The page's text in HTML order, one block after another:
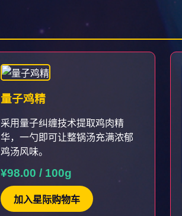
量子鸡精
采用量子纠缠技术提取鸡肉精
华，一勺即可让整锅汤充满浓郁
鸡汤风味。
¥98.00 / 100g
加入星际购物车